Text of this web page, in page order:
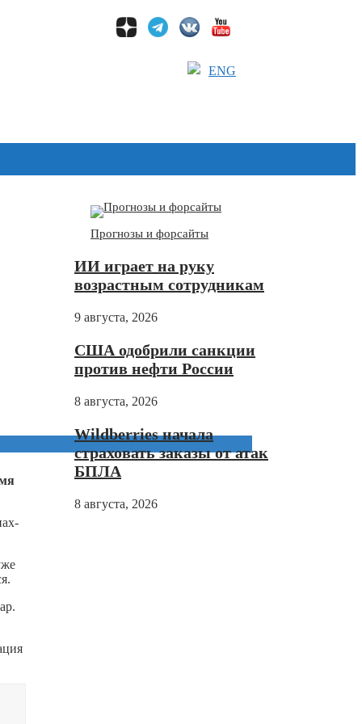
ENG
Прогнозы и форсайты
ИИ играет на руку
возрастным сотрудникам
9 августа, 2026
США одобрили санкции
против нефти России
8 августа, 2026
Wildberries начала
страховать заказы от атак
БПЛА
8 августа, 2026